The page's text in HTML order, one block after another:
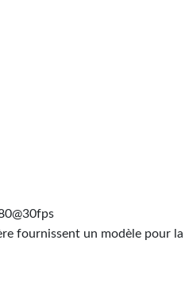
fournissent un modèle pour